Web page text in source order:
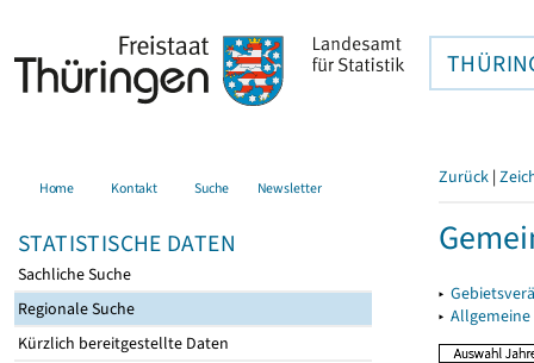
Home Kontakt Suche Newsletter
STATISTISCHE DATEN
Sachliche Suche
Regionale Suche
Kürzlich bereitgestellte Daten
Zurück |
▸
▸